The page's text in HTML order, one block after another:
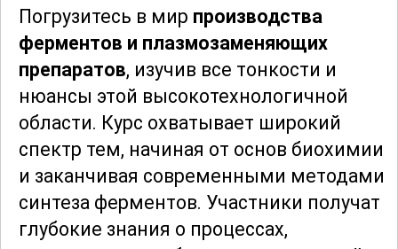
Погрузитесь в мир производства
ферментов и плазмозаменяющих
препаратов, изучив все тонкости и
нюансы этой высокотехнологичной
области. Курс охватывает широкий
спектр тем, начиная от основ биохимии
и заканчивая современными методами
синтеза ферментов. Участники получат
глубокие знания о процессах,